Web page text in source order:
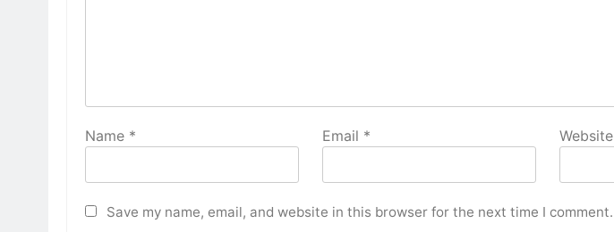
Name * Email * Website
Save my name, email, and website in this browser for the next time I comment.